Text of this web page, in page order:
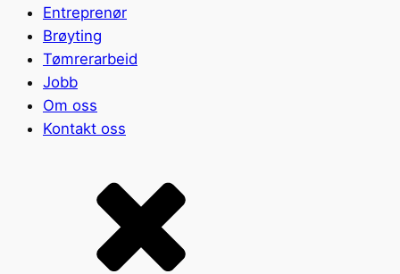
Entreprenør
Brøyting
Tømrerarbeid
Jobb
Om oss
Kontakt oss